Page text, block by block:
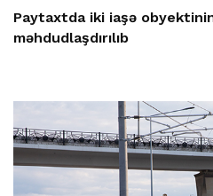
Paytaxtda iki iaşə
məhdudlaşdırılıb